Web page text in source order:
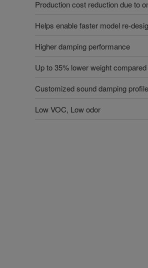
Production cost reduction due to
Helps enable faster model re-
Higher damping performance
Up to 35% lower weight
Customized sound damping profile
Low VOC, Low odor